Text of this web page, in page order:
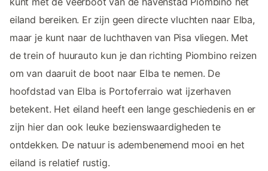
eiland bereiken. Er zijn geen directe vluchten naar Elba,
maar je kunt naar de luchthaven van Pisa vliegen. Met
de trein of huurauto kun je dan richting Piombino reizen
om van daaruit de boot naar Elba te nemen. De
hoofdstad van Elba is Portoferraio wat ijzerhaven
betekent. Het eiland heeft een lange geschiedenis en er
zijn hier dan ook leuke bezienswaardigheden te
ontdekken. De natuur is adembenemend mooi en het
eiland is relatief rustig.